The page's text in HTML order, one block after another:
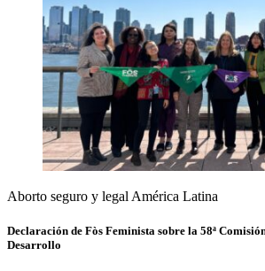
Aborto seguro y legal América Latina
Declaración de Fòs Feminista sobre la 58ª
Desarrollo